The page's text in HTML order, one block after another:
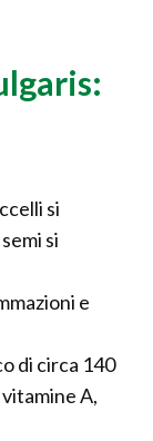
si
si
e
di circa 140
A,